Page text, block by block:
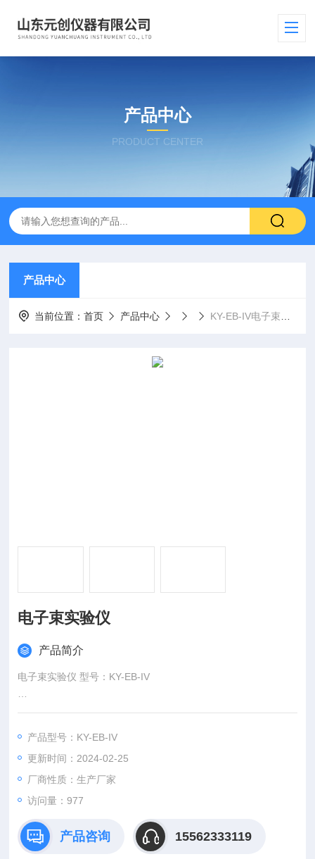
产品中心
PRODUCT CENTER
产品中心
当前位置：首页 产品中心 KY-EB-IV电子束实验仪
电子束实验仪
产品简介
电子束实验仪 型号：KY-EB-IV
产品介绍：
费时，而且也不准确，故我厂在仪器面板上加装了三块三位半高
精度数显表，实验中的有效电压数据全部在表中显示，简单明
了。
2、该产品是在的基础上配备励磁电源，针对原仪器在实验
既不方便又增加了开支，我们现在在仪器
产品型号：KY-EB-IV
更新时间：2024-02-25
厂商性质：生产厂家
访问量：977
产品咨询 15562333119